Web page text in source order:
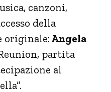
canzoni,
della
originale: Angela
partita
al